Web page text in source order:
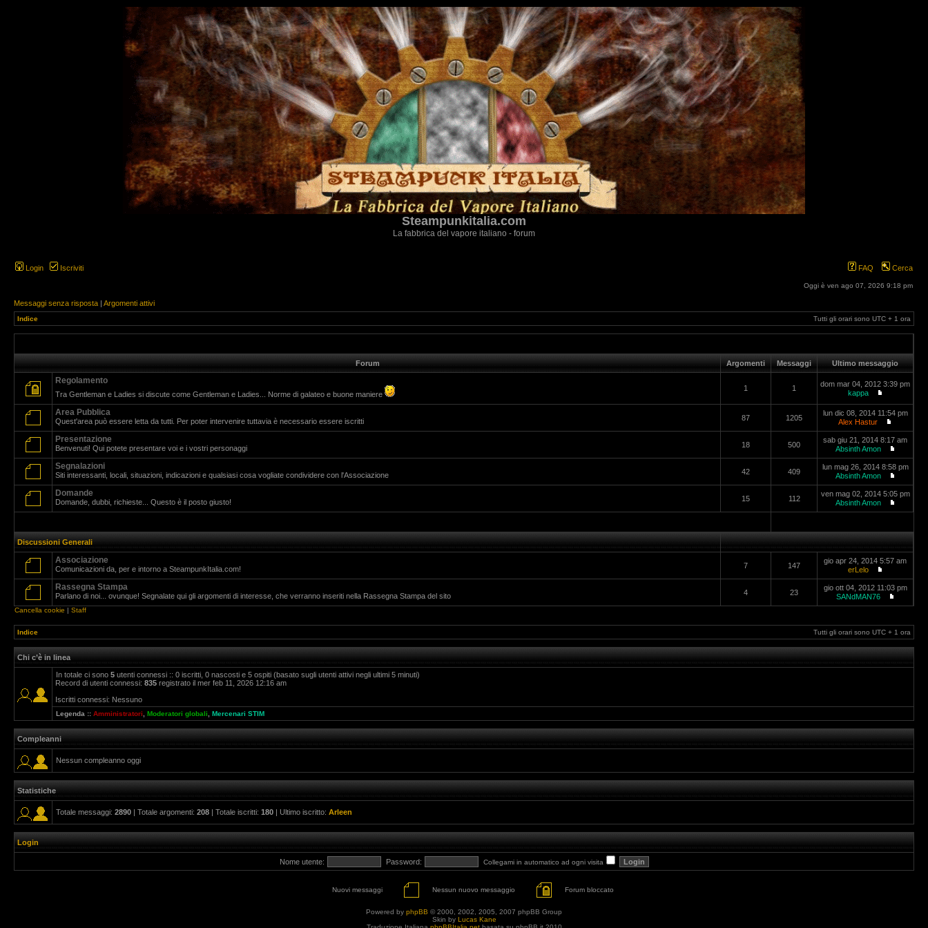
Steampunkitalia.com
La fabbrica del vapore italiano - forum
Login Iscriviti FAQ Cerca
Oggi è ven ago 07, 2026 9:18 pm
Messaggi senza risposta | Argomenti attivi
Indice Tutti gli orari sono UTC + 1 ora
Forum Argomenti Messaggi Ultimo messaggio
Regolamento
Tra Gentleman e Ladies si discute come Gentleman e Ladies... Norme di galateo e buone maniere
1 1
dom mar 04, 2012 3:39 pm
kappa
Area Pubblica
Quest'area può essere letta da tutti. Per poter intervenire tuttavia è necessario essere iscritti 87 1205
lun dic 08, 2014 11:54 pm
Alex Hastur
Presentazione
Benvenuti! Qui potete presentare voi e i vostri personaggi 18 500
sab giu 21, 2014 8:17 am
Absinth Amon
Segnalazioni
Siti interessanti, locali, situazioni, indicazioni e qualsiasi cosa vogliate condividere con l'Associazione 42 409
lun mag 26, 2014 8:58 pm
Absinth Amon
Domande
Domande, dubbi, richieste... Questo è il posto giusto! 15 112
ven mag 02, 2014 5:05 pm
Absinth Amon
Discussioni Generali
Associazione
Comunicazioni da, per e intorno a SteampunkItalia.com! 7 147
gio apr 24, 2014 5:57 am
erLelo
Rassegna Stampa
Parlano di noi... ovunque! Segnalate qui gli argomenti di interesse, che verranno inseriti nella Rassegna Stampa del sito 4 23
gio ott 04, 2012 11:03 pm
SANdMAN76
Cancella cookie | Staff
Indice Tutti gli orari sono UTC + 1 ora
Chi c’è in linea
In totale ci sono 5 utenti connessi :: 0 iscritti, 0 nascosti e 5 ospiti (basato sugli utenti attivi negli ultimi 5 minuti)
Record di utenti connessi: 835 registrato il mer feb 11, 2026 12:16 am
Iscritti connessi: Nessuno
Legenda :: Amministratori Moderatori globali Mercenari STIM
Compleanni
Nessun compleanno oggi
Statistiche
Totale messaggi: 2890 | Totale argomenti: 208 | Totale iscritti: 180 | Ultimo iscritto: Arleen
Login
Nome utente: Password: Collegami in automatico ad ogni visita
Nuovi messaggi Nessun nuovo messaggio Forum bloccato
Powered by phpBB © 2000, 2002, 2005, 2007 phpBB Group
Skin by Lucas Kane